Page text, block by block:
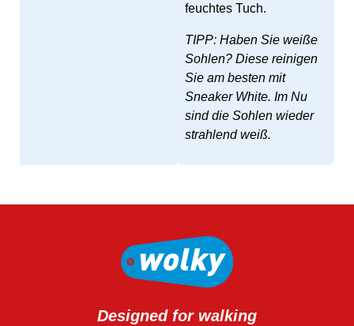
feuchtes Tuch.
TIPP: Haben Sie weiße
Sohlen? Diese reinigen
Sie am besten mit
Sneaker White. Im Nu
sind die Sohlen wieder
strahlend weiß.
Designed for walking